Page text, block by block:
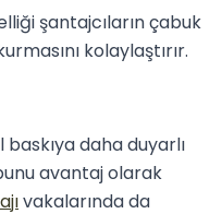
şantajcıların çabuk
kolaylaştırır.
baskıya daha duyarlı
avantaj olarak
vakalarında da